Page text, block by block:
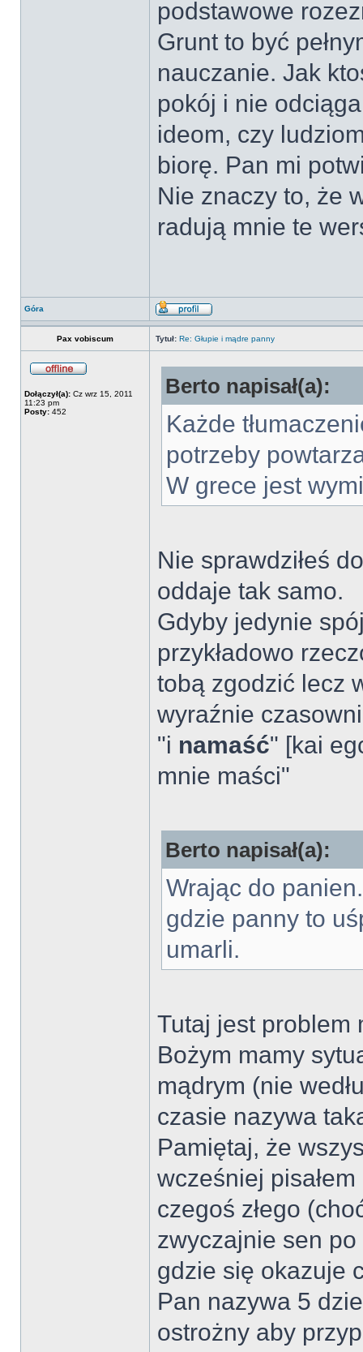
podstawowe
Grunt to być
nauczanie. Jak
pokój i nie
ideom, czy
biorę. Pan mi
Nie znaczy to, że
radują mnie te
Góra
Pax vobiscum Tytuł: Re: Głupie i mądre panny
Dołączył(a): Cz wrz 15, 2011
11:23 pm
Posty: 452
Berto napisał(a):
Każde
potrzeby
W grece jest
Nie sprawdziłeś
oddaje tak samo.
Gdyby jedynie
przykładowo
tobą zgodzić lecz
wyraźnie
"i namaść" [kai
mnie maści"
Berto napisał(a):
Wrając do
gdzie panny to
umarli.
Tutaj jest problem
Bożym mamy
mądrym (nie
czasie nazywa
Pamiętaj, że
wcześniej
czegoś złego
zwyczajnie sen
gdzie się okazuje
Pan nazywa 5
ostrożny aby